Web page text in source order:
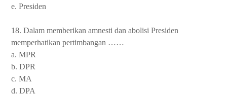
e. Presiden
18. Dalam memberikan amnesti dan abolisi Presiden
memperhatikan pertimbangan ……
a. MPR
b. DPR
c. MA
d. DPA